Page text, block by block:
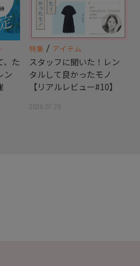
、た
ン
特集 / アイテム
スタッフに聞いた！レン
タルして良かったモノ
【リアルレビュー#10】
2026.07.28